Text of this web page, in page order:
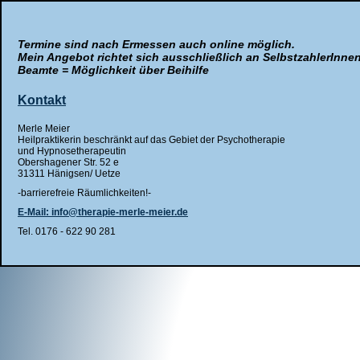
Termine sind nach Ermessen auch online möglich.
Mein Angebot richtet sich ausschließlich an
Beamte = Möglichkeit über Beihilfe
Kontakt
Merle Meier
Heilpraktikerin beschränkt auf das Gebiet der Psychotherapie
und Hypnosetherapeutin
Obershagener Str. 52 e
31311 Hänigsen/ Uetze
-barrierefreie Räumlichkeiten!-
E-Mail: info@therapie-merle-meier.de
Tel. 0176 - 622 90 281